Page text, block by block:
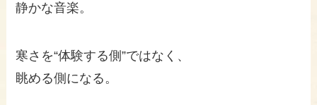
静かな音楽。
寒さを“体験する側”ではなく、
眺める側になる。